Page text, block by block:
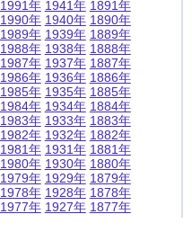
1991年
1990年
1989年
1988年
1987年
1986年
1985年
1984年
1983年
1982年
1981年
1980年
1979年
1978年
1977年
1941年
1940年
1939年
1938年
1937年
1936年
1935年
1934年
1933年
1932年
1931年
1930年
1929年
1928年
1927年
1891年
1890年
1889年
1888年
1887年
1886年
1885年
1884年
1883年
1882年
1881年
1880年
1879年
1878年
1877年